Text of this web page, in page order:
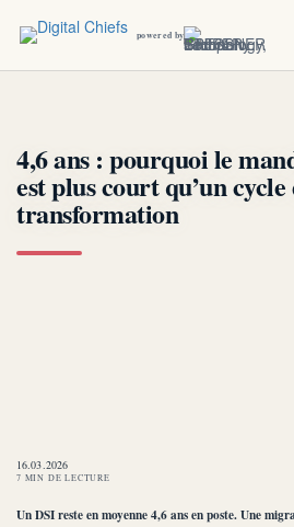
powered by
4,6 ans : pourquoi le
est plus court qu’un cycle
transformation
16.03.2026
7 MIN DE LECTURE
Un DSI reste en moyenne 4,6 ans en poste. Une